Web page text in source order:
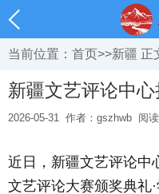
当前位置： 首页>>新疆 正
新疆文艺评论中
2026-05-31 作者：gszhwb 阅
近日，新疆文艺评论中
文艺评论大赛颁奖典礼